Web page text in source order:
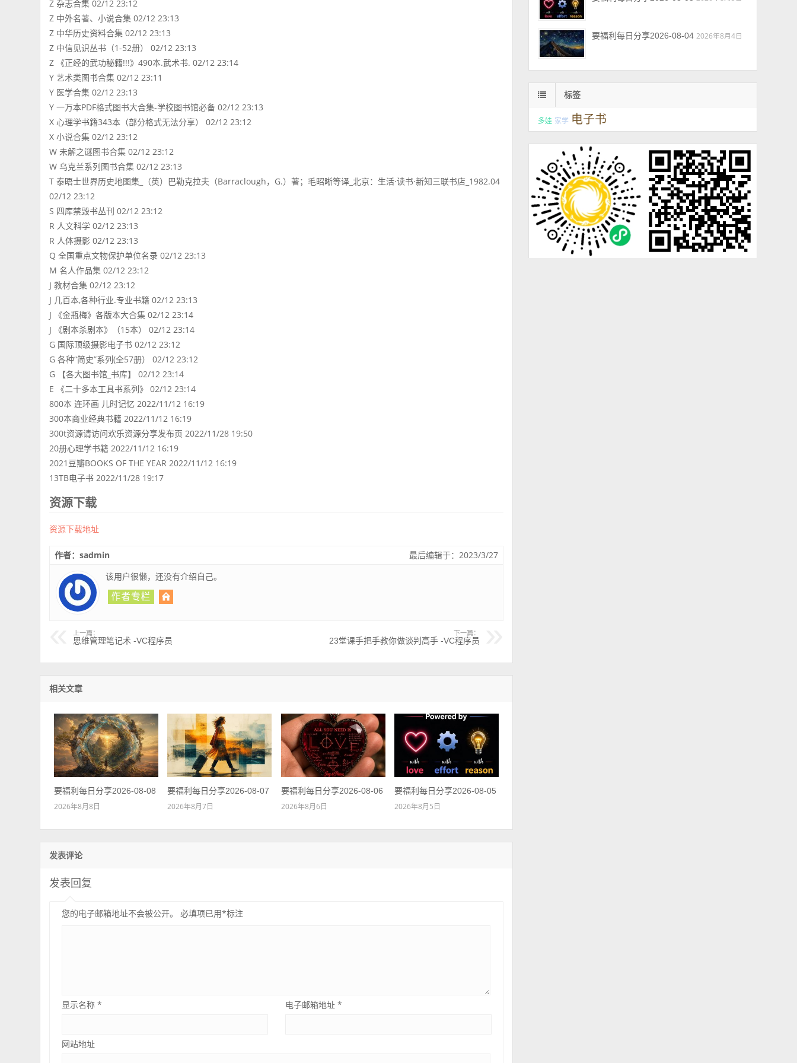
Z 杂志合集 02/12 23:12
Z 中外名著、小说合集 02/12 23:13
Z 中华历史资料合集 02/12 23:13
Z 中信见识丛书（1-52册） 02/12 23:13
Z 《正经的武功秘籍!!!》490本.武术书. 02/12 23:14
Y 艺术类图书合集 02/12 23:11
Y 医学合集 02/12 23:13
Y 一万本PDF格式图书大合集-学校图书馆必备 02/12 23:13
X 心理学书籍343本（部分格式无法分享） 02/12 23:12
X 小说合集 02/12 23:12
W 未解之谜图书合集 02/12 23:12
W 乌克兰系列图书合集 02/12 23:13
T 泰晤士世界历史地图集_（英）巴勒克拉夫（Barraclough，G.）著；毛昭晰等译_北京：生活·读书·新知三联书店_1982.04
02/12 23:12
S 四库禁毁书丛刊 02/12 23:12
R 人文科学 02/12 23:13
R 人体摄影 02/12 23:13
Q 全国重点文物保护单位名录 02/12 23:13
M 名人作品集 02/12 23:12
J 教材合集 02/12 23:12
J 几百本,各种行业.专业书籍 02/12 23:13
J 《金瓶梅》各版本大合集 02/12 23:14
J 《剧本杀剧本》（15本） 02/12 23:14
G 国际顶级摄影电子书 02/12 23:12
G 各种“简史”系列(全57册） 02/12 23:12
G 【各大图书馆_书库】 02/12 23:14
E 《二十多本工具书系列》 02/12 23:14
800本 连环画 儿时记忆 2022/11/12 16:19
300本商业经典书籍 2022/11/12 16:19
300t资源请访问欢乐资源分享发布页 2022/11/28 19:50
20册心理学书籍 2022/11/12 16:19
2021豆瓣BOOKS OF THE YEAR 2022/11/12 16:19
13TB电子书 2022/11/28 19:17
资源下载
资源下载地址
最后编辑于：2023/3/27
作者：sadmin
该用户很懒，还没有介绍自己。
上一篇：
思维管理笔记术 -VC程序员
下一篇：
23堂课手把手教你做谈判高手 -VC程序员
相关文章
要福利每日分享2026-08-08
2026年8月8日
要福利每日分享2026-08-07
2026年8月7日
要福利每日分享2026-08-06
2026年8月6日
要福利每日分享2026-08-05
2026年8月5日
发表评论
发表回复
您的电子邮箱地址不会被公开。 必填项已用*标注
显示名称* 电子邮箱地址 *
网站地址
要福利每日分享2026-08-04 2026年8月4日
标签
多娃 家学 电子书